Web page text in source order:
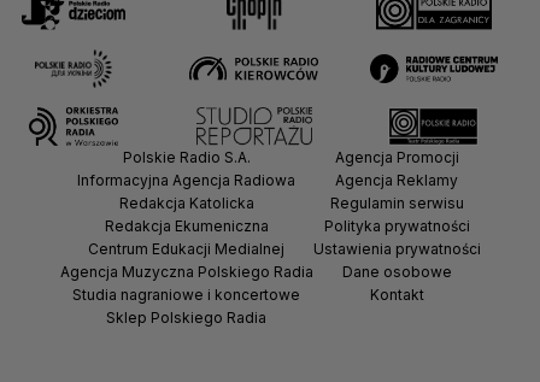
Polskie Radio S.A.
Informacyjna Agencja Radiowa
Redakcja Katolicka
Redakcja Ekumeniczna
Centrum Edukacji Medialnej
Agencja Muzyczna Polskiego Radia
Studia nagraniowe i koncertowe
Sklep Polskiego Radia
Agencja Promocji
Agencja Reklamy
Regulamin serwisu
Polityka prywatności
Ustawienia prywatności
Dane osobowe
Kontakt